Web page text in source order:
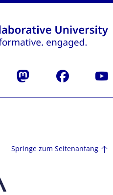
Mastodon Facebook
Springe zum Seitenanfang